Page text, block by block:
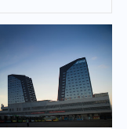
告
重庆东站片区次支路网项目黄明路燃气管道改造工程安全评估 比选公告